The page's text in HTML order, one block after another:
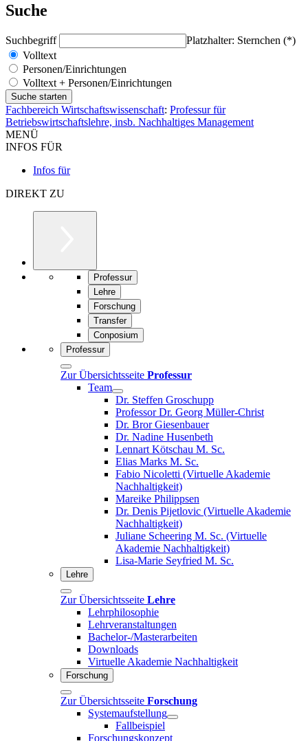
Suche
Suchbegriff
Platzhalter: Sternchen (*)
Volltext
Personen/Einrichtungen
Volltext + Personen/Einrichtungen
Fachbereich Wirtschaftswissenschaft: Professur für
Betriebswirtschaftslehre, insb. Nachhaltiges Management
MENÜ
INFOS FÜR
Infos für
DIREKT ZU
Professur
Lehre
Forschung
Transfer
Conposium
Professur
Zur Übersichtsseite Professur
Team
Dr. Steffen Groschupp
Professor Dr. Georg Müller-Christ
Dr. Bror Giesenbauer
Dr. Nadine Husenbeth
Lennart Kötschau M. Sc.
Elias Marks M. Sc.
Fabio Nicoletti (Virtuelle Akademie
Nachhaltigkeit)
Mareike Philippsen
Dr. Denis Pijetlovic (Virtuelle Akademie
Nachhaltigkeit)
Juliane Scheering M. Sc. (Virtuelle
Akademie Nachhaltigkeit)
Lisa-Marie Seyfried M. Sc.
Lehre
Zur Übersichtsseite Lehre
Lehrphilosophie
Lehrveranstaltungen
Bachelor-/Masterarbeiten
Downloads
Virtuelle Akademie Nachhaltigkeit
Forschung
Zur Übersichtsseite Forschung
Systemaufstellung
Fallbeispiel
Forschungskonzept